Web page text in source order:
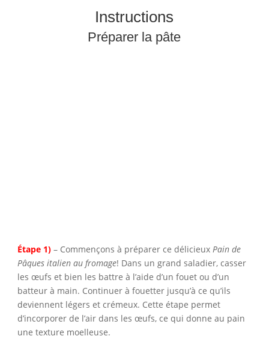
Instructions
Préparer la pâte
Étape 1) – Commençons à préparer ce délicieux Pain de
Pâques italien au fromage! Dans un grand saladier, casser
les œufs et bien les battre à l’aide d’un fouet ou d’un
batteur à main. Continuer à fouetter jusqu’à ce qu’ils
deviennent légers et crémeux. Cette étape permet
d’incorporer de l’air dans les œufs, ce qui donne au pain
une texture moelleuse.